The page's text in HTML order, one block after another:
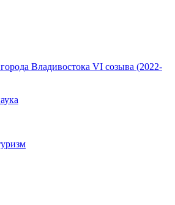
Владивостока VI созыва (2022-